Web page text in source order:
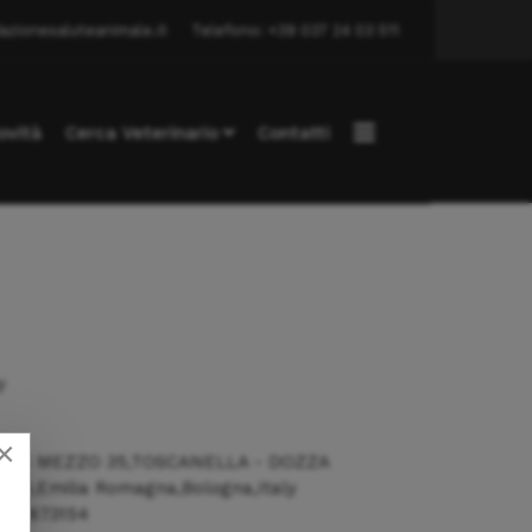
Telefono: +39 037 24 03 511
Cerca Veterinario Contatti
DI MEZZO 35,TOSCANELLA - DOZZA
Romagna,Bologna,Italy
673154